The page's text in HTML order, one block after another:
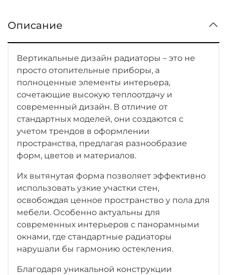
Описание
Вертикальные дизайн радиаторы – это не
просто отопительные приборы, а
полноценные элементы интерьера,
сочетающие высокую теплоотдачу и
современный дизайн. В отличие от
стандартных моделей, они создаются с
учетом трендов в оформлении
пространства, предлагая разнообразие
форм, цветов и материалов.
Их вытянутая форма позволяет эффективно
использовать узкие участки стен,
освобождая ценное пространство у пола для
мебели. Особенно актуальны для
современных интерьеров с панорамными
окнами, где стандартные радиаторы
нарушали бы гармонию остекления.
Благодаря уникальной конструкции